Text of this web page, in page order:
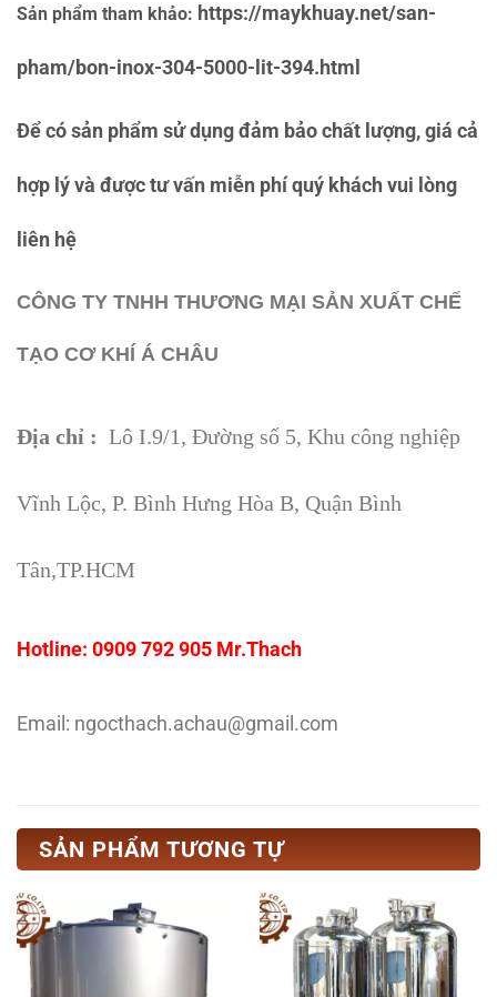
Sản phẩm tham khảo: https://maykhuay.net/san-
pham/bon-inox-304-5000-lit-394.html
Để có sản phẩm sử dụng đảm bảo chất lượng, giá cả
hợp lý và được tư vấn miễn phí quý khách vui lòng
liên hệ
CÔNG TY TNHH THƯƠNG MẠI SẢN XUẤT CHẾ
TẠO CƠ KHÍ Á CHÂU
Địa chỉ : Lô I.9/1, Đường số 5, Khu công nghiệp
Vĩnh Lộc, P. Bình Hưng Hòa B, Quận Bình
Tân,TP.HCM
Hotline: 0909 792 905 Mr.Thach
Email: ngocthach.achau@gmail.com
SẢN PHẨM TƯƠNG TỰ